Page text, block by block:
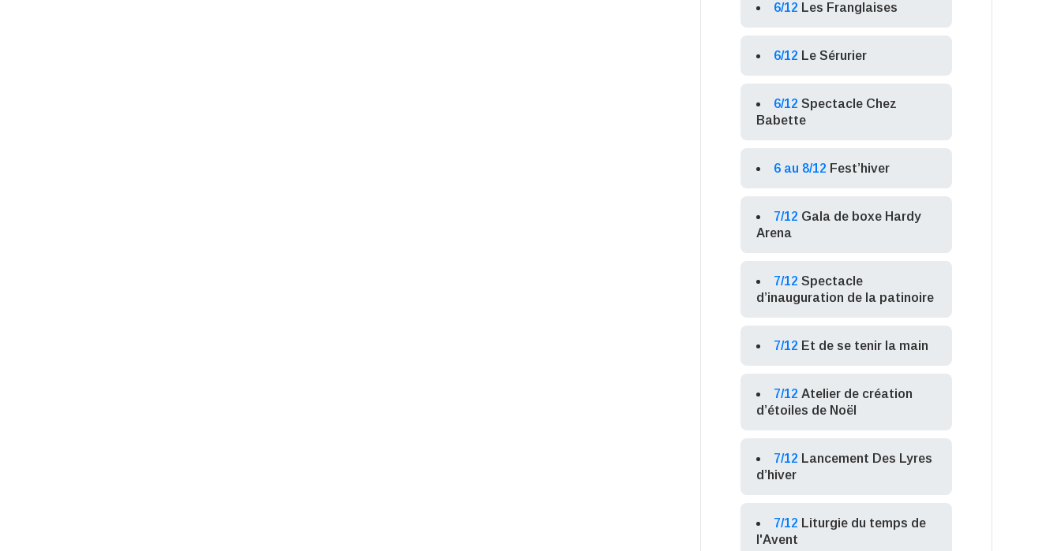
6/12 Les Franglaises
6/12 Le Sérurier
6/12 Spectacle Chez
Babette
6 au 8/12 Fest’hiver
7/12 Gala de boxe Hardy
Arena
7/12 Spectacle
d’inauguration de la patinoire
7/12 Et de se tenir la main
7/12 Atelier de création
d’étoiles de Noël
7/12 Lancement Des Lyres
d’hiver
7/12 Liturgie du temps de
l'Avent